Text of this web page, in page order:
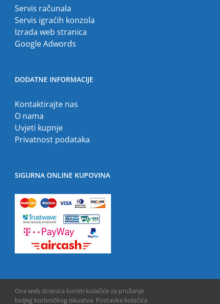
Servis računala
Servis igraćih konzola
Izrada web stranica
Google Adwords
DODATNE INFORMACIJE
Kontaktirajte nas
O nama
Uvjeti kupnje
Privatnost podataka
SIGURNA ONLINE KUPOVINA
Ova web stranica koristi kolačiće za pružanje
boljeg korisničkog iskustva. Postavke kolačića